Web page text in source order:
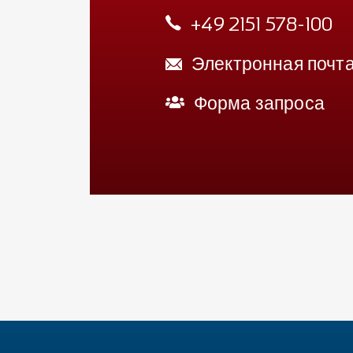
+49 2151 578-100
Электронная
Форма запроса